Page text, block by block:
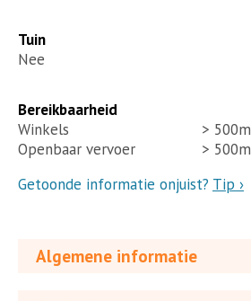
Tuin
Nee
Bereikbaarheid
Winkels
> 500m
Openbaar vervoer
> 500m
Getoonde informatie onjuist? Tip ›
Algemene informatie